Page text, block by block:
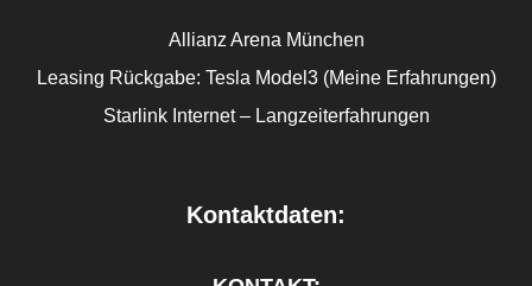
Allianz Arena München
Leasing Rückgabe: Tesla Model3 (Meine Erfahrungen)
Starlink Internet – Langzeiterfahrungen
Kontaktdaten: